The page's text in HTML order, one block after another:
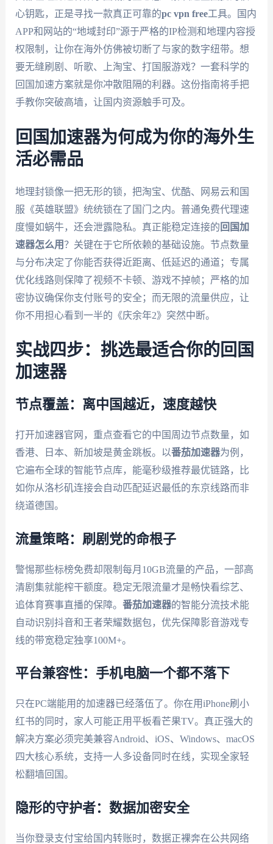
心钥匙，正是寻找一款真正可靠的pc vpn free工具。国内
APP和网站的“地域封印”源于严格的IP检测和地理内容授
权限制，让你在海外仿佛被切断了与家的数字纽带。想
要无缝刷剧、听歌、上淘宝、打国服游戏？一套科学的
回国加速方案就是你冲散阻隔的利器。这份指南将手把
手教你突破高墙，让国内资源触手可及。
回国加速器为何成为你的海外生
活必需品
地理封锁像一把无形的锁，把淘宝、优酷、网易云和国
服《英雄联盟》统统锁在了国门之内。普通免费代理速
度慢如蜗牛，还会泄露隐私。真正能稳定连接的 回国加
速器怎么用？关键在于它所依赖的基础设施。节点数量
与分布决定了你能否获得近距离、低延迟的通道；专属
优化线路则保障了视频不卡顿、游戏不掉帧；严格的加
密协议确保你支付账号的安全；而无限的流量供应，让
你不用担心看到一半的《庆余年2》突然中断。
实战四步：挑选最适合你的回国
加速器
节点覆盖：离中国越近，速度越快
打开加速器官网，重点查看它的中国周边节点数量，如
香港、日本、新加坡是黄金跳板。以番茄加速器为例，
它遍布全球的智能节点库，能毫秒级推荐最优链路，比
如你从洛杉矶连接会自动匹配延迟最低的东京线路而非
绕道德国。
流量策略：刷剧党的命根子
警惕那些标榜免费却限制每月10GB流量的产品，一部高
清剧集就能榨干额度。稳定无限流量才是畅快看综艺、
追体育赛事直播的保障。 番茄加速器的智能分流技术能
自动识别抖音和王者荣耀数据包，优先保障影音游戏专
线的带宽稳定独享100M+。
平台兼容性：手机电脑一个都不落下
只在PC端能用的加速器已经落伍了。你在用iPhone刷小
红书的同时，家人可能正用平板看芒果TV。真正强大的
解决方案必须完美兼容Android、iOS、Windows、macOS
四大核心系统，支持一人多设备同时在线，实现全家轻
松翻墙回国。
隐形的守护者：数据加密安全
当你登录支付宝给国内转账时，数据正裸奔在公共网络